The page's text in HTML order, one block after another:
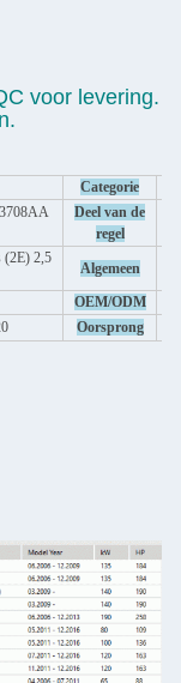
voor levering.
Categorie
Deel van de
regel
2,5
Algemeen
OEM/ODM
Oorsprong